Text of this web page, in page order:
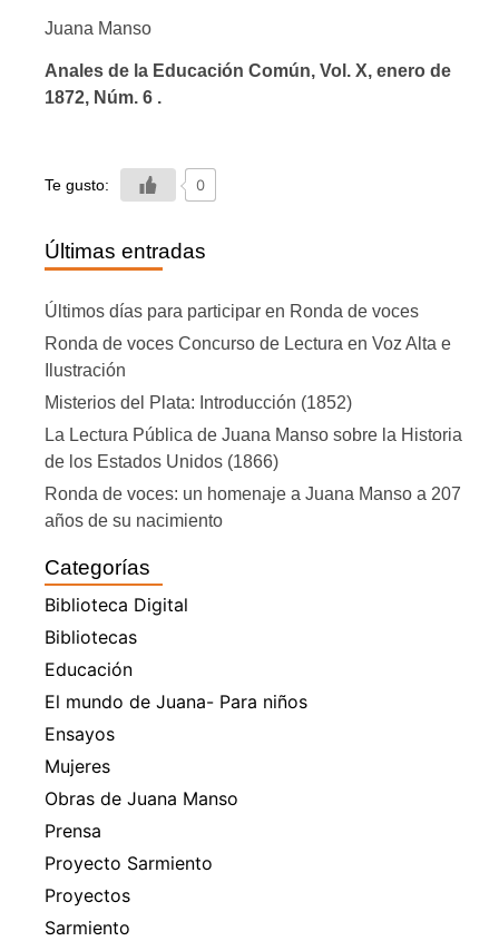
Juana Manso
Anales de la Educación Común, Vol. X, enero de
1872, Núm. 6 .
Te gusto: 0
Últimas entradas
Últimos días para participar en Ronda de voces
Ronda de voces Concurso de Lectura en Voz Alta e
Ilustración
Misterios del Plata: Introducción (1852)
La Lectura Pública de Juana Manso sobre la Historia
de los Estados Unidos (1866)
Ronda de voces: un homenaje a Juana Manso a 207
años de su nacimiento
Categorías
Biblioteca Digital
Bibliotecas
Educación
El mundo de Juana- Para niños
Ensayos
Mujeres
Obras de Juana Manso
Prensa
Proyecto Sarmiento
Proyectos
Sarmiento